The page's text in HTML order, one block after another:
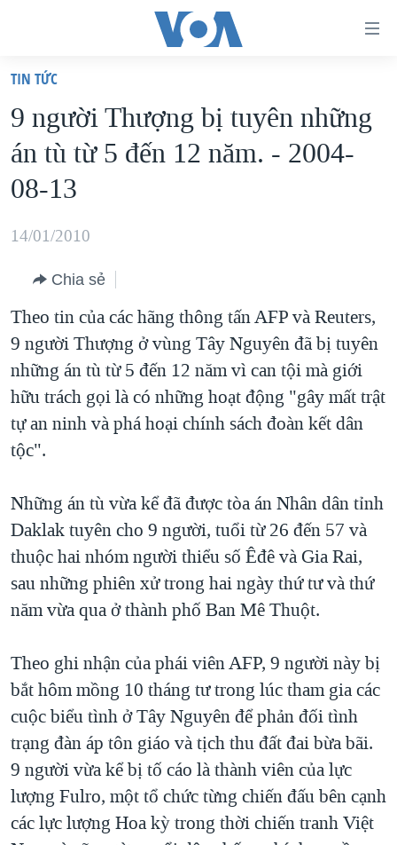
truy
cập
Tới
nội
chính
hướng
chính
Đi
tới
"Tìm"
VIỆT NAM
HOA KỲ
BIỂN ĐÔNG
THẾ GIỚI
DIỄN ĐÀN
MỤC
TỰ DO BÁO CHÍ
VẠCH TRẦN TIN GIẢ
NGƯỜI VIỆT HẢI NGOẠI
ĐỜI SỐNG
KHOA HỌC
SỨC KHOẺ
VĂN HOÁ
THỂ THAO
CHUYÊN ĐỀ
CHIẾN TRANH THƯƠNG MẠI CỦA MỸ: QUÁ KHỨ VÀ HIỆN
TẠI
HÀNH TRÌNH BẦU CỬ 2024
GIẢI MÃ VÀNH ĐAI & CON ĐƯỜNG
NGÀY TỊ NẠN THẾ GIỚI
TRỊNH VĨNH BÌNH - NGƯỜI HẠ 'BÊN THẮNG CUỘC'
GROUND ZERO – XƯA VÀ NAY
CÁC GIÁ TRỊ CỘNG HÒA Ở VIỆT NAM
THƯỢNG ĐỈNH TRUMP-KIM TẠI VIỆT NAM
TRỊNH VĨNH BÌNH VS. CHÍNH PHỦ VIỆT NAM
NGƯ DÂN VIỆT VÀ LÀN SÓNG TRỘM HẢI SÂM
BÊN KIA QUỐC LỘ: TIẾNG VỌNG TỪ NÔNG THÔN MỸ
QUAN HỆ VIỆT MỸ
HỌC TIẾNG ANH
VIDEO
NGHE
MẠNG XÃ HỘI
Ngôn ngữ khác
TIN TỨC
9 người Thượng bị tuyên những
án tù từ 5 đến 12 năm. - 2004-
08-13
14/01/2010
Chia sẻ
Theo tin của các hãng thông tấn AFP và Reuters,
9 người Thượng ở vùng Tây Nguyên đã bị tuyên
những án tù từ 5 đến 12 năm vì can tội mà giới
hữu trách gọi là có những hoạt động "gây mất trật
tự an ninh và phá hoại chính sách đoàn kết dân
tộc".
Những án tù vừa kể đã được tòa án Nhân dân tỉnh
Daklak tuyên cho 9 người, tuổi từ 26 đến 57 và
thuộc hai nhóm người thiểu số Êđê và Gia Rai,
sau những phiên xử trong hai ngày thứ tư và thứ
năm vừa qua ở thành phố Ban Mê Thuột.
Theo ghi nhận của phái viên AFP, 9 người này bị
bắt hôm mồng 10 tháng tư trong lúc tham gia các
cuộc biểu tình ở Tây Nguyên để phản đối tình
trạng đàn áp tôn giáo và tịch thu đất đai bừa bãi.
9 người vừa kể bị tố cáo là thành viên của lực
lượng Fulro, một tổ chức từng chiến đấu bên cạnh
các lực lượng Hoa kỳ trong thời chiến tranh Việt